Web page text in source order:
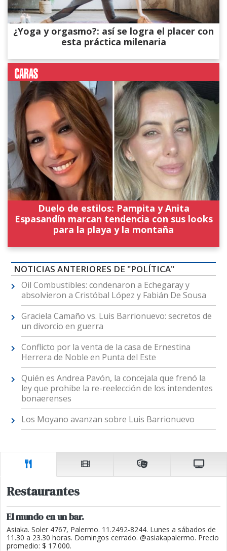
¿Yoga y orgasmo?: así se logra el placer con
esta práctica milenaria
Duelo de estilos: Pampita y Anita
Espasandín marcan tendencia con sus looks
para la playa y la montaña
NOTICIAS ANTERIORES DE "POLÍTICA"
Oil Combustibles: condenaron a Echegaray y
absolvieron a Cristóbal López y Fabián De Sousa
Graciela Camaño vs. Luis Barrionuevo: secretos de
un divorcio en guerra
Conflicto por la venta de la casa de Ernestina
Herrera de Noble en Punta del Este
Quién es Andrea Pavón, la concejala que frenó la
ley que prohibe la re-reelección de los intendentes
bonaerenses
Los Moyano avanzan sobre Luis Barrionuevo
Restaurantes
El mundo en un bar.
Asiaka. Soler 4767, Palermo. 11.2492-8244. Lunes a sábados de
11.30 a 23.30 horas. Domingos cerrado. @asiakapalermo. Precio
promedio: $ 17.000.